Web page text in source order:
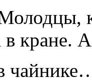
кране.